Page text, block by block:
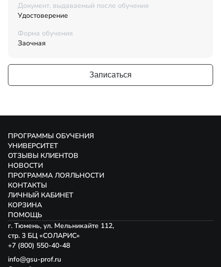
Документ, выдаваемый после обучения
Удостоверение
Форма обучения
Заочная
Записаться
ПРОГРАММЫ ОБУЧЕНИЯ
УНИВЕРСИТЕТ
ОТЗЫВЫ КЛИЕНТОВ
НОВОСТИ
ПРОГРАММА ЛОЯЛЬНОСТИ
КОНТАКТЫ
ЛИЧНЫЙ КАБИНЕТ
КОРЗИНА
ПОМОЩЬ
г. Тюмень, ул. Мельникайте 112,
стр. 3 БЦ «СОЛАРИС»
+7 (800) 550-40-48
info@gsu-prof.ru